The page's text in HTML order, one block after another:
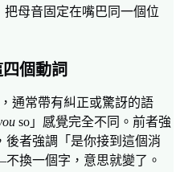
把母音固定在嘴巴同一個位
個動詞
通常帶有糾正或驚訝的語
so」感覺完全不同。前者強
後者強調「是你接到這個消
換一個字，意思就變了。